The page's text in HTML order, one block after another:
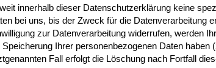
innerhalb dieser Datenschutzerklärung keine
bei uns, bis der Zweck für die Datenverarbeitung
zur Datenverarbeitung widerrufen, werden
Speicherung Ihrer personenbezogenen Daten
Fall erfolgt die Löschung nach Fortfall